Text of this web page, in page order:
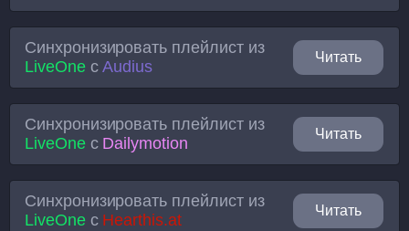
Синхронизировать плейлист из
LiveOneсAudius
Читать
Синхронизировать плейлист из
LiveOneс Dailymotion
Читать
Синхронизировать плейлист из
LiveOneс Hearthis.at
Читать